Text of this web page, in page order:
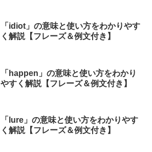
「idiot」の意味と使い方をわかりやす
く解説【フレーズ＆例文付き】
「happen」の意味と使い方をわかり
やすく解説【フレーズ＆例文付き】
「lure」の意味と使い方をわかりやす
く解説【フレーズ＆例文付き】